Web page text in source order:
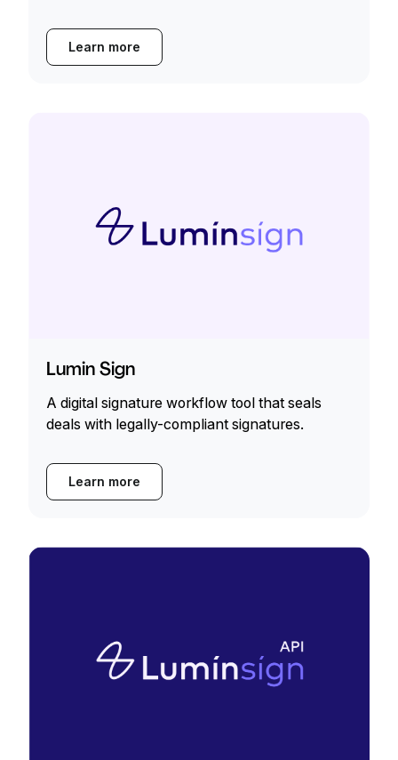
Learn more
Lumin Sign
A digital signature workflow tool that seals
deals with legally-compliant signatures.
Learn more